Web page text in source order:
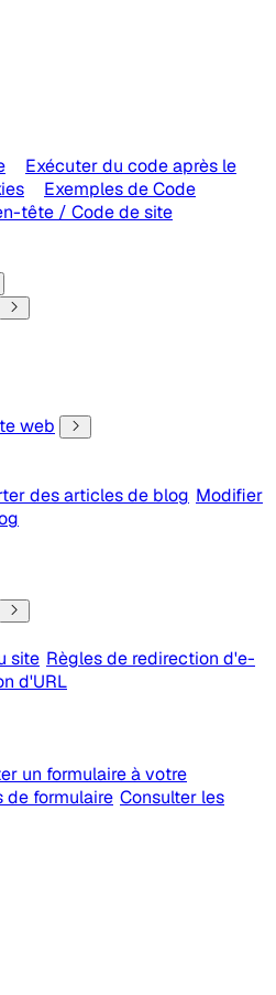
Exécuter du code après le
Exemples de Code
tête / Code de site
web
des articles de blog Modifier
site Règles de redirection d'e-
d'URL
un formulaire à votre
de formulaire Consulter les